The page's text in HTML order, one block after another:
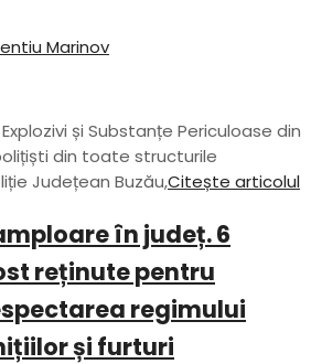
Marinov
și Substanțe Periculoase din
din toate structurile
Județean Buzău,Citește articolul
în județ. 6
reținute pentru
regimului
și furturi